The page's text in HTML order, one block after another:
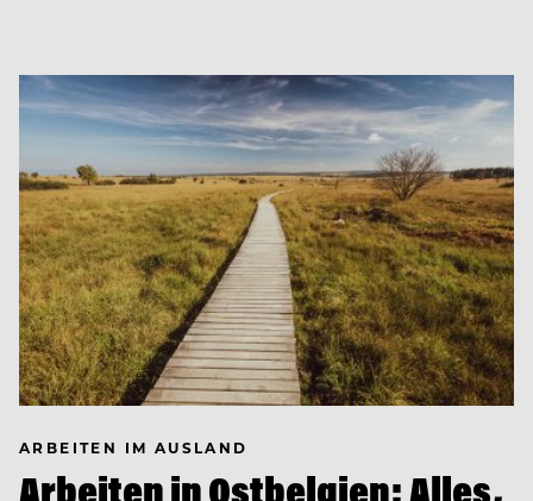
ARBEITEN IM AUSLAND
Arbeiten in Ostbelgien: Alles,